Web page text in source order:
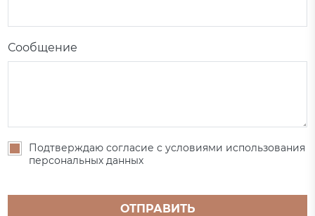
Сообщение
Подтверждаю согласие с условиями использования
персональных данных
ОТПРАВИТЬ